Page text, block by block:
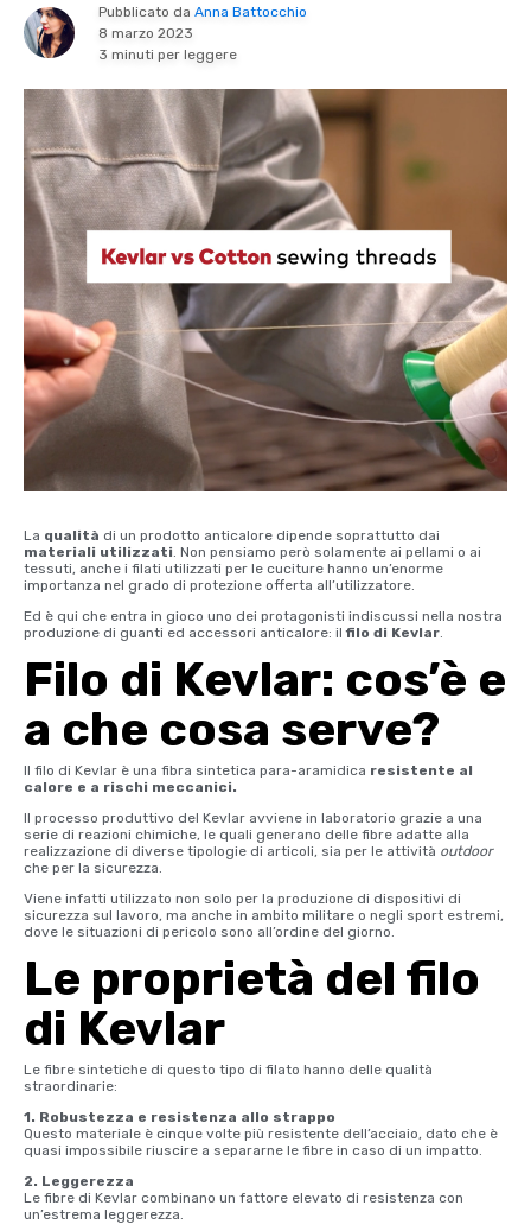
Pubblicato da Anna Battocchio
8 marzo 2023
3 minuti per leggere
La qualità di un prodotto anticalore dipende soprattutto dai
materiali utilizzati . Non pensiamo però solamente ai pellami o ai
tessuti, anche i filati utilizzati per le cuciture hanno un’enorme
importanza nel grado di protezione offerta all’utilizzatore.
Ed è qui che entra in gioco uno dei protagonisti indiscussi nella nostra
produzione di guanti ed accessori anticalore: ilfilo di Kevlar
Filo di Kevlar: cos’è e
a che cosa serve?
Il filo di Kevlar è una fibra sintetica para-aramidica resistente al
calore e a rischi meccanici.
Il processo produttivo del Kevlar avviene in laboratorio grazie a una
serie di reazioni chimiche, le quali generano delle fibre adatte alla
realizzazione di diverse tipologie di articoli, sia per le attività outdoor
che per la sicurezza.
Viene infatti utilizzato non solo per la produzione di dispositivi di
sicurezza sul lavoro, ma anche in ambito militare o negli sport estremi,
dove le situazioni di pericolo sono all’ordine del giorno.
Le proprietà del filo
di Kevlar
Le fibre sintetiche di questo tipo di filato hanno delle qualità
straordinarie:
1. Robustezza e resistenza allo strappo
Questo materiale è cinque volte più resistente dell’acciaio, dato che è
quasi impossibile riuscire a separarne le fibre in caso di un impatto.
2. Leggerezza
Le fibre di Kevlar combinano un fattore elevato di resistenza con
un’estrema leggerezza.